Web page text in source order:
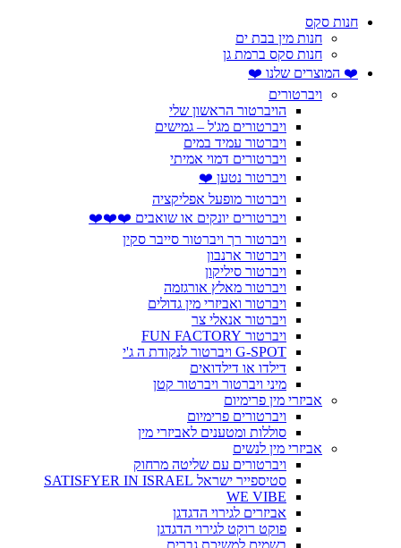
חנות סקס
חנות מין בבת ים
חנות סקס ברמת גן
❤️ המוצרים שלנו ❤️
ויברטורים
הויברטור הראשון שלי
ויברטורים מג'ל – גמישים
ויברטור עמיד במים
ויברטורים דמוי אמיתי
ויברטור נטען ❤️
ויברטור מופעל אפליקציה
ויברטורים יונקים או שואבים ❤️❤️❤️
ויברטור רך ויברטור סייבר סקין
ויברטור ארנבון
ויברטור סיליקון
ויברטור מאלץ אורגזמה
ויברטור ואביזרי מין גדולים
ויברטור אנאלי צר
ויברטור FUN FACTORY
G-SPOT ויברטור לנקודת ה ג'י
דילדו או דילדואים
מיני ויברטור ויברטור קטן
אביזרי מין פרימיום
ויברטורים פרימיום
סוללות ומטענים לאביזרי מין
אביזרי מין לנשים
ויברטורים עם שליטה מרחוק
סטיספייר ישראל SATISFYER IN ISRAEL
WE VIBE
אביזרים לגירוי הדגדגן
פוקט רוקט לגירוי הדגדגן
בשמים למשיכת גברים